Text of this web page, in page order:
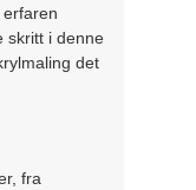
skritt i denne
det
fra